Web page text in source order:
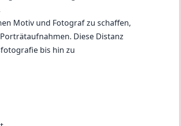
Nutzer bei kontrastreichen
Insgesamt zeigt die Linse eine
besonders wegs auf ihre
Schwierigkeiten bei